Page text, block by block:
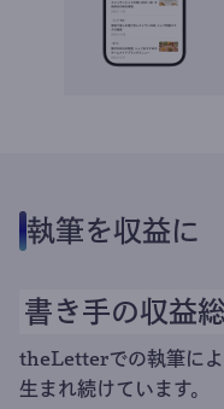
執筆を収益に
書き手の収益
theLetterでの執筆によ
生まれ続けています。